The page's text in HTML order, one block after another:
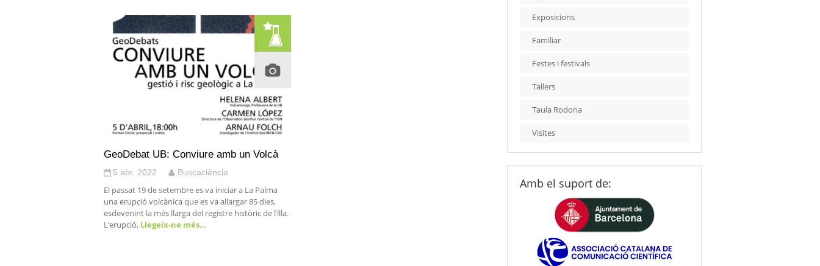
GeoDebat UB: Conviure amb un Volcà
5 abr. 2022 Buscaciència
El passat 19 de setembre es va iniciar a La Palma
una erupció volcànica que es va allargar 85 dies,
esdevenint la més llarga del registre històric de l’illa.
L’erupció, Llegeix-ne més…
Exposicions
Familiar
Festes i festivals
Tallers
Taula Rodona
Visites
Amb el suport de: